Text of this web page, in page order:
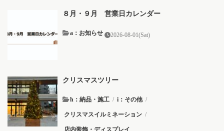
８月・９月 営業日カレンダー
a：お知らせ 2026-08-01(Sat)
クリスマスツリー
h：納品・施工 / i：その他 /
クリスマスイルミネーション /
店内装飾・ディスプレイ